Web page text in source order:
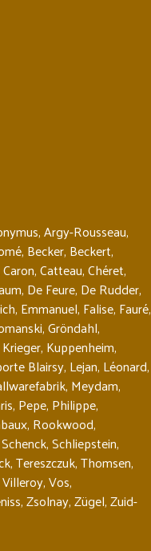
,Argy-Rousseau,
, Becker, Beckert,
Caron,Catteau,Chéret,
, De Feure, De Rudder,
, Emmanuel, Falise, Fauré,
,Gröndahl,
Krieger, Kuppenheim,
Blairsy, Lejan, Léonard,
, Meydam,
, Pepe, Philippe,
, Rookwood,
Schenck,Schliepstein,
,Tereszczuk,Thomsen,
Villeroy,Vos,
,Zsolnay,Zügel,Zuid-